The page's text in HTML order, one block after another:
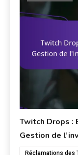
Twitch Drops :
Gestion de
Réclamations des